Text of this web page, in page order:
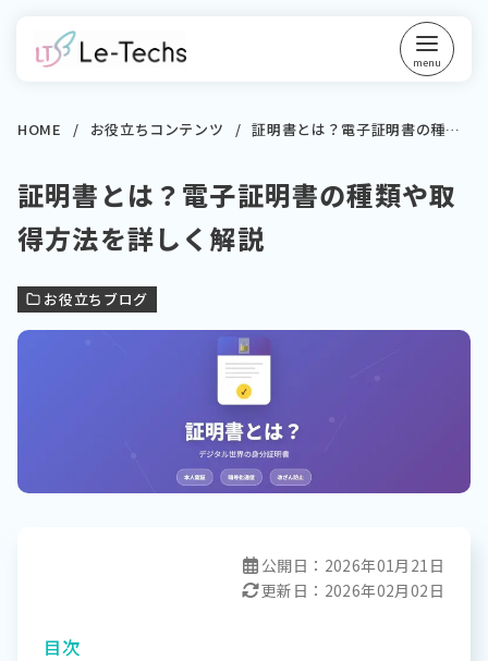
HOME お役立ちコンテンツ 証明書とは？電子証明書の種類や取得方法を詳しく解説
証明書とは？電子証明書の種類や取
得方法を詳しく解説
お役立ちブログ
公開日： 2026年01月21日
更新日： 2026年02月02日
目次